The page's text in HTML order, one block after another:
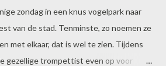
zondag in een knus vogelpark naar
van de stad. Tenminste, zo noemen ze
met elkaar, dat is wel te zien. Tijdens
gezellige trompettist even op voor